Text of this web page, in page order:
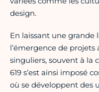
design.
En laissant une
l’émergence de
singuliers, souvent à la
619 s’est ainsi imposé
où se développent des